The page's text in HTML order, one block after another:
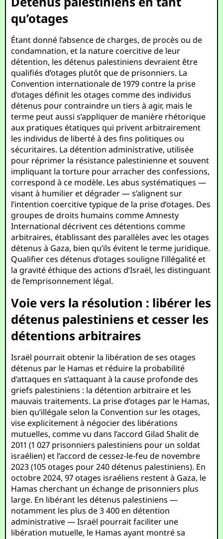
qu’otages
Étant donné l’absence de charges, de procès ou de
condamnation, et la nature coercitive de leur
détention, les détenus palestiniens devraient être
qualifiés d’otages plutôt que de prisonniers. La
Convention internationale de 1979 contre la prise
d’otages définit les otages comme des individus
détenus pour contraindre un tiers à agir, mais le
terme peut aussi s’appliquer de manière rhétorique
aux pratiques étatiques qui privent arbitrairement
les individus de liberté à des fins politiques ou
sécuritaires. La détention administrative, utilisée
pour réprimer la résistance palestinienne et souvent
impliquant la torture pour arracher des confessions,
correspond à ce modèle. Les abus systématiques —
visant à humilier et dégrader — s’alignent sur
l’intention coercitive typique de la prise d’otages. Des
groupes de droits humains comme Amnesty
International décrivent ces détentions comme
arbitraires, établissant des parallèles avec les otages
détenus à Gaza, bien qu’ils évitent le terme juridique.
Qualifier ces détenus d’otages souligne l’illégalité et
la gravité éthique des actions d’Israël, les distinguant
de l’emprisonnement légal.
Voie vers la résolution : libérer les
détenus palestiniens et cesser les
détentions arbitraires
Israël pourrait obtenir la libération de ses otages
détenus par le Hamas et réduire la probabilité
d’attaques en s’attaquant à la cause profonde des
griefs palestiniens : la détention arbitraire et les
mauvais traitements. La prise d’otages par le Hamas,
bien qu’illégale selon la Convention sur les otages,
vise explicitement à négocier des libérations
mutuelles, comme vu dans l’accord Gilad Shalit de
2011 (1 027 prisonniers palestiniens pour un soldat
israélien) et l’accord de cessez-le-feu de novembre
2023 (105 otages pour 240 détenus palestiniens). En
octobre 2024, 97 otages israéliens restent à Gaza, le
Hamas cherchant un échange de prisonniers plus
large. En libérant les détenus palestiniens —
notamment les plus de 3 400 en détention
administrative — Israël pourrait faciliter une
libération mutuelle, le Hamas ayant montré sa